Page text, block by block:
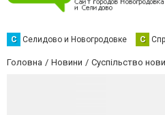
С Селидово и Новогродовке С
Головна Новини Суспільство